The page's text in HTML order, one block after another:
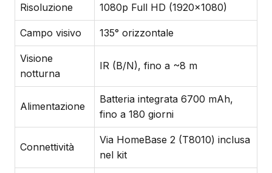
Risoluzione 1080p Full HD (1920×1080)
Campo visivo 135° orizzontale
Visione
notturna
IR (B/N), fino a ~8 m
Alimentazione
Batteria integrata 6700 mAh,
fino a 180 giorni
Connettività
Via HomeBase 2 (T8010) inclusa
nel kit